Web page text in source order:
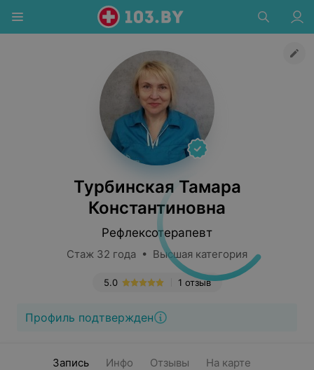
Турбинская Тамара
Константиновна
Рефлексотерапевт
Стаж 32 года • Высшая категория
1 отзыв
5.0
Профиль подтвержден
Запись Инфо Отзывы На карте